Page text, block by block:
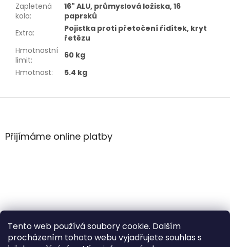
Tento web používá soubory cookie. Dalším
procházením tohoto webu vyjadřujete souhlas s
Zapletená
kola:
16" ALU, průmyslová ložiska, 16
paprsků
Extra:
Pojistka proti přetočení řídítek, kryt
řetězu
Hmotnostní
limit:
60 kg
Hmotnost: 5.4 kg
Z
aPřijímáme online platby